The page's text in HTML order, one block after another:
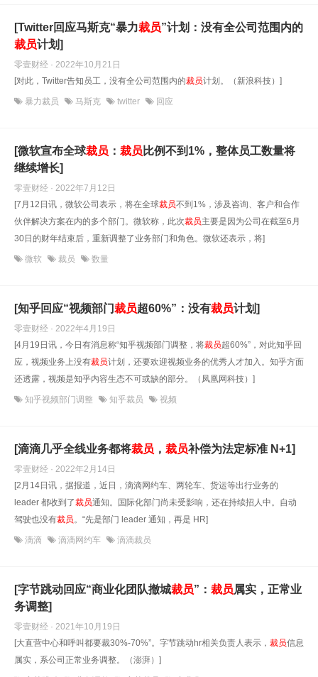
[Twitter回应马斯克“暴力裁员”计划：没有全公司范围内的
裁员计划]
零壹财经 · 2022年10月21日
[对此，Twitter告知员工，没有全公司范围内的裁员计划。（新浪科技）]
暴力裁员 马斯克 twitter 回应
[微软宣布全球裁员 ： 裁员 比例不到1%，整体员工数量将
继续增长]
零壹财经 · 2022年7月12日
[7月12日讯，微软公司表示，将在全球裁员不到1%，涉及咨询、客户和合作
伙伴解决方案在内的多个部门。微软称，此次裁员主要是因为公司在截至6月
30日的财年结束后，重新调整了业务部门和角色。微软还表示，将]
微软 裁员 数量
[知乎回应“视频部门裁员超60%”：没有裁员计划]
零壹财经 · 2022年4月19日
[4月19日讯，今日有消息称“知乎视频部门调整，将裁员超60%”，对此知乎回
应，视频业务上没有裁员计划，还要欢迎视频业务的优秀人才加入。知乎方面
还透露，视频是知乎内容生态不可或缺的部分。（凤凰网科技）]
知乎视频部门调整 知乎裁员 视频
[滴滴几乎全线业务都将裁员 ， 裁员补偿为法定标准 N+1]
零壹财经 · 2022年2月14日
[2月14日讯，据报道，近日，滴滴网约车、两轮车、货运等出行业务的
leader 都收到了裁员通知。国际化部门尚未受影响，还在持续招人中。自动
驾驶也没有裁员。“先是部门 leader 通知，再是 HR]
滴滴 滴滴网约车 滴滴裁员
[字节跳动回应“商业化团队撤城裁员”： 裁员属实，正常业
务调整]
零壹财经 · 2021年10月19日
[大直营中心和呼叫都要裁30%-70%”。字节跳动hr相关负责人表示， 裁员信息
属实，系公司正常业务调整。（澎湃）]